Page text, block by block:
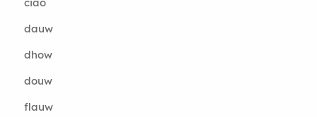
dauw
dhow
douw
flauw